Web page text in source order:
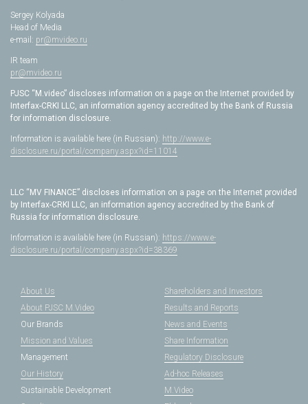
Sergey Kolyada
Head of Media
e-mail: pr@mvideo.ru
IR team
pr@mvideo.ru
PJSC “M.video” discloses information on a page on the Internet provided by
Interfax-CRKI LLC, an information agency accredited by the Bank of Russia
for information disclosure.
Information is available here (in Russian): http://www.e-
disclosure.ru/portal/company.aspx?id=11014
LLC “MV FINANCE” discloses information on a page on the Internet provided
by Interfax-CRKI LLC, an information agency accredited by the Bank of
Russia for information disclosure.
Information is available here (in Russian): https://www.e-
disclosure.ru/portal/company.aspx?id=38369
About Us
About PJSC M.Video
Our Brands
Mission and Values
Management
Our History
Shareholders and Investors
Results and Reports
News and Events
Share Information
Regulatory Disclosure
Ad-hoc Releases
Sustainable Development
M.Video